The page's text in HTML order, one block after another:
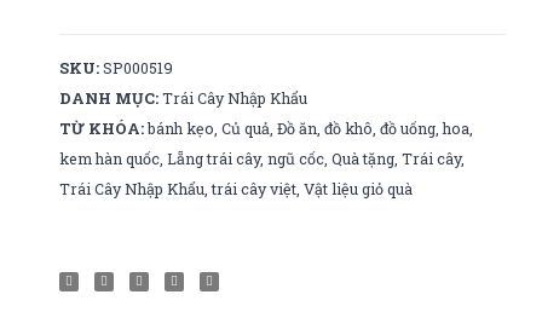
lượng
SKU: SP000519
DANH MỤC: Trái Cây Nhập Khẩu
TỪ KHÓA: bánh kẹo ,Củ quả ,Đồ ăn ,đồ khô ,đồ uống ,hoa
kem hàn quốc ,Lẵng trái cây,ngũ cốc ,Quà tặng ,Trái cây,
Trái Cây Nhập Khẩu ,trái cây việt ,Vật liệu giỏ quà